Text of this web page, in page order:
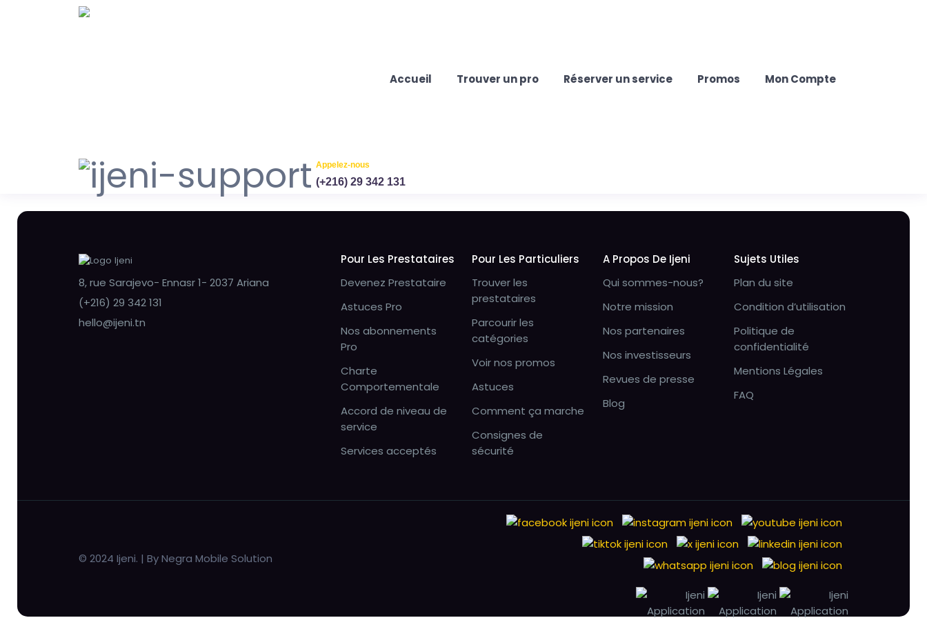
Accueil Trouver un pro Réserver un service Promos Mon Compte
Appelez-nous
(+216) 29 342 131
8, rue Sarajevo- Ennasr 1- 2037 Ariana
(+216) 29 342 131
hello@ijeni.tn
Pour Les Prestataires
Devenez Prestataire
Astuces Pro
Nos abonnements
Pro
Charte
Comportementale
Accord de niveau de
service
Services acceptés
Pour Les Particuliers
Trouver les
prestataires
Parcourir les
catégories
Voir nos promos
Astuces
Comment ça marche
Consignes de
sécurité
A Propos De Ijeni
Qui sommes-nous?
Notre mission
Nos partenaires
Nos investisseurs
Revues de presse
Blog
Sujets Utiles
Plan du site
Condition d’utilisation
Politique de
confidentialité
Mentions Légales
FAQ
© 2024 Ijeni. | By Negra Mobile Solution